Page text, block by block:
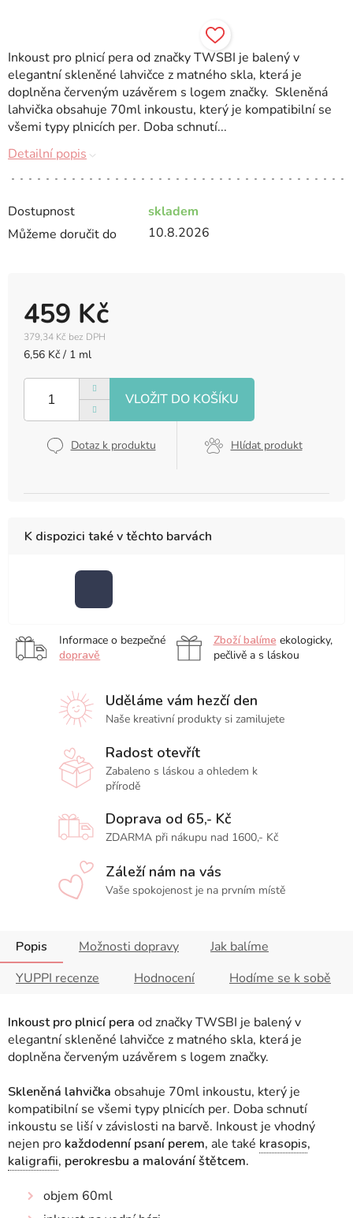
Dostupnost
skladem
Můžeme doručit do
10.8.2026
459 Kč
379,34 Kč bez DPH
Měrná
6,56 Kč / 1 ml
Dotaz k produktu Hlídat produkt
Inkoust pro plnicí pera od značky TWSBI je balený v
elegantní skleněné lahvičce z matného skla, která je
doplněna červeným uzávěrem s logem značky. Skleněná
lahvička obsahuje 70ml inkoustu, který je kompatibilní se
všemi typy plnicích per. Doba schnutí...
Detailní popis
K dispozici také v těchto barvách
Informace o bezpečné
dopravě
Zboží balíme ekologicky,
pečlivě a s láskou
Uděláme vám hezčí den
Naše kreativní produkty si zamilujete
Radost otevřít
Zabaleno s láskou a ohledem k
přírodě
Doprava od 65,- Kč
ZDARMA při nákupu nad 1600,- Kč
Záleží nám na vás
Vaše spokojenost je na prvním místě
Popis Možnosti dopravy
Jak balíme
YUPPI recenze
Hodnocení Hodíme se k sobě
Inkoust pro plnicí pera od značky TWSBI je balený v
elegantní skleněné lahvičce z matného skla, která je
doplněna červeným uzávěrem s logem značky.
Skleněná lahvička obsahuje 70ml inkoustu, který je
kompatibilní se všemi typy plnicích per. Doba schnutí
inkoustu se liší v závislosti na barvě. Inkoust je vhodný
nejen pro každodenní psaní perem, ale také krasopis,
kaligrafii, perokresbu a malování štětcem.
objem 60ml